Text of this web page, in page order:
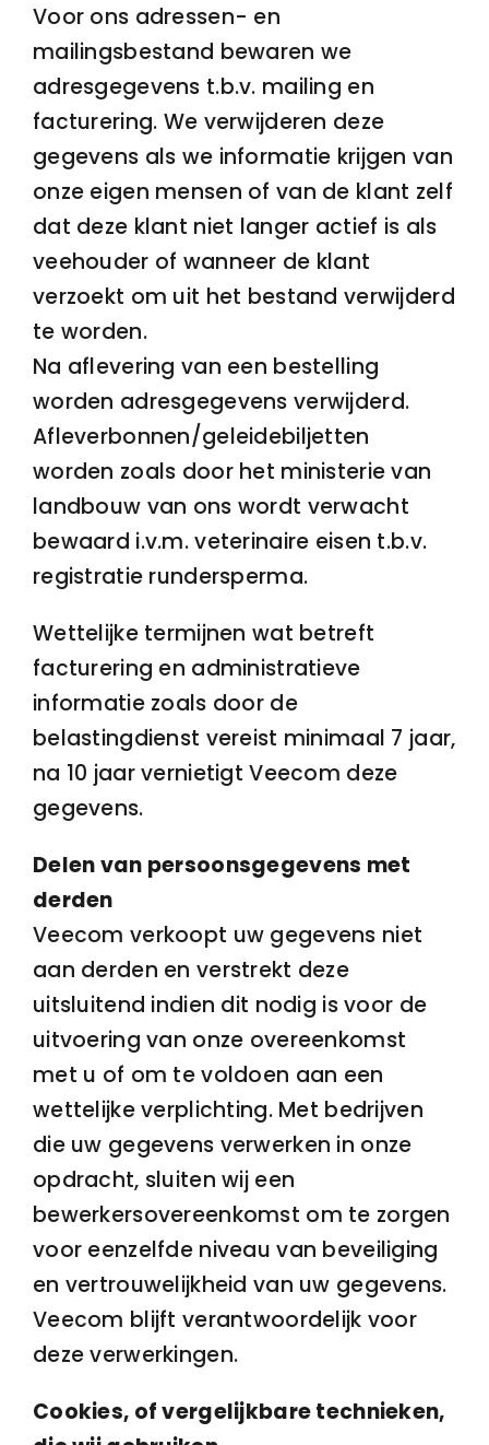
Voor ons adressen- en
mailingsbestand bewaren we
adresgegevens t.b.v. mailing en
facturering. We verwijderen deze
gegevens als we informatie krijgen van
onze eigen mensen of van de klant zelf
dat deze klant niet langer actief is als
veehouder of wanneer de klant
verzoekt om uit het bestand verwijderd
te worden.
Na aflevering van een bestelling
worden adresgegevens verwijderd.
Afleverbonnen/geleidebiljetten
worden zoals door het ministerie van
landbouw van ons wordt verwacht
bewaard i.v.m. veterinaire eisen t.b.v.
registratie rundersperma.
Wettelijke termijnen wat betreft
facturering en administratieve
informatie zoals door de
belastingdienst vereist minimaal 7 jaar,
na 10 jaar vernietigt Veecom deze
gegevens.
Delen van persoonsgegevens met
derden
Veecom verkoopt uw gegevens niet
aan derden en verstrekt deze
uitsluitend indien dit nodig is voor de
uitvoering van onze overeenkomst
met u of om te voldoen aan een
wettelijke verplichting. Met bedrijven
die uw gegevens verwerken in onze
opdracht, sluiten wij een
bewerkersovereenkomst om te zorgen
voor eenzelfde niveau van beveiliging
en vertrouwelijkheid van uw gegevens.
Veecom blijft verantwoordelijk voor
deze verwerkingen.
Cookies, of vergelijkbare technieken,